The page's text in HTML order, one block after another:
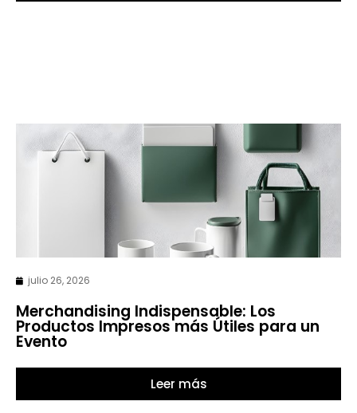
julio 26, 2026
Merchandising Indispensable: Los
Productos Impresos más Útiles para un
Evento
Leer más